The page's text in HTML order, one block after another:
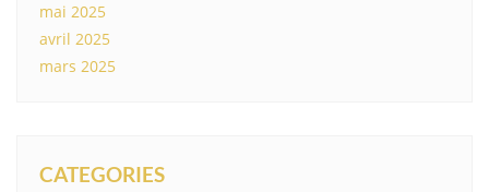
mai 2025
avril 2025
mars 2025
CATEGORIES